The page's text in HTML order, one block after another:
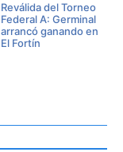
Reválida del Torneo
Federal A: Germinal
arrancó ganando en
El Fortín